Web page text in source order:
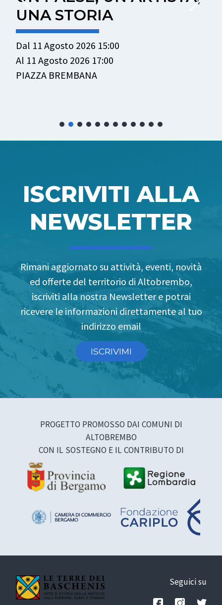
UNA STORIA
Dal 11 Agosto 2026 15:00
Al 11 Agosto 2026 17:00
PIAZZA BREMBANA
ISCRIVITI ALLA
NEWSLETTER
Rimani aggiornato su attività, eventi, novità
ed offerte del territorio di Altobrembo,
iscriviti alla nostra Newsletter e potrai
ricevere le informazioni direttamente al tuo
indirizzo email
ISCRIVIMI
PROGETTO PROMOSSO DAI COMUNI DI
ALTOBREMBO
CON IL SOSTEGNO E IL CONTRIBUTO DI
Seguici su